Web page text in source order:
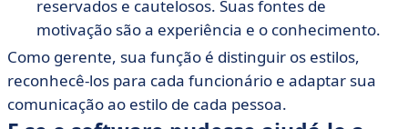
reservados e cautelosos. Suas fontes de
motivação são a experiência e o conhecimento.
Como gerente, sua função é distinguir os estilos,
reconhecê-los para cada funcionário e adaptar sua
comunicação ao estilo de cada pessoa.